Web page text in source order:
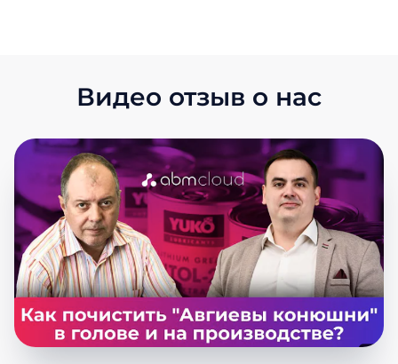
Видео отзыв о нас